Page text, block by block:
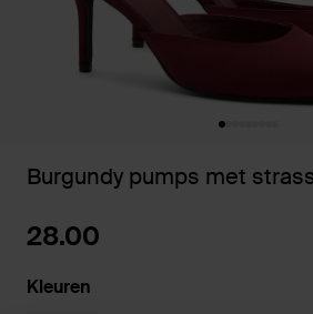
Burgundy pumps met
28.00
Kleuren